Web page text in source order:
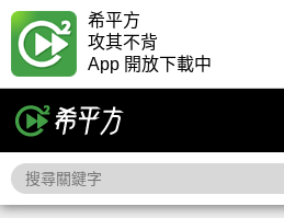
希平方
攻其不背
App 開放下載中